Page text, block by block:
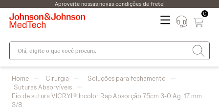
Aproveite nossas novas condições de frete!
0
Olá, digite o que você procura.
Cirurgia
Soluções para fechamento
Suturas Absorvíveis
Fio de sutura VICRYL® Incolor Rap.Absorção 75cm 3-0 Ag. 17 mm
3/8